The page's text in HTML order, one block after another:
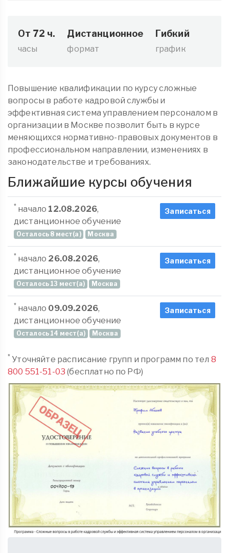
От 72 ч.
часы
Дистанционное
формат
Гибкий
график
Повышение квалификации по курсу сложные
вопросы в работе кадровой службы и
эффективная система управлением персоналом в
организации в Москве позволит быть в курсе
меняющихся нормативно-правовых документов в
профессиональном направлении, изменениях в
законодательстве и требованиях.
Ближайшие курсы обучения
* начало 12.08.2026,
дистанционное обучение
Осталось 8 мест(а) Москва
Записаться
* начало 26.08.2026,
дистанционное обучение
Осталось 13 мест(а) Москва
Записаться
* начало 09.09.2026,
дистанционное обучение
Осталось 14 мест(а) Москва
Записаться
* Уточняйте расписание групп и программ по тел 8
800 551-51-03 (бесплатно по РФ)